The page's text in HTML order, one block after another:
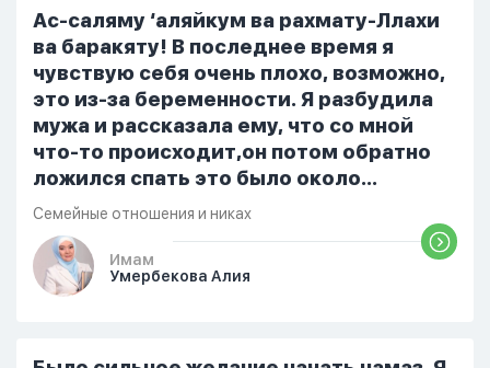
Ас-саляму ‘аляйкум ва рахмату-Ллахи
ва баракяту! В последнее время я
чувствую себя очень плохо, возможно,
это из-за беременности. Я разбудила
мужа и рассказала ему, что со мной
что-то происходит,он потом обратно
ложился спать это было около
одиннадцати вечера. Но я снова
разбудила его, сказав, что мне плохо.
Он ответил: «Я живу с больными». Мне
стало очень обидно, и я решила
проснулся и спросил, что случилось. И
Семейные отношения и никах
Имам
Умербекова Алия